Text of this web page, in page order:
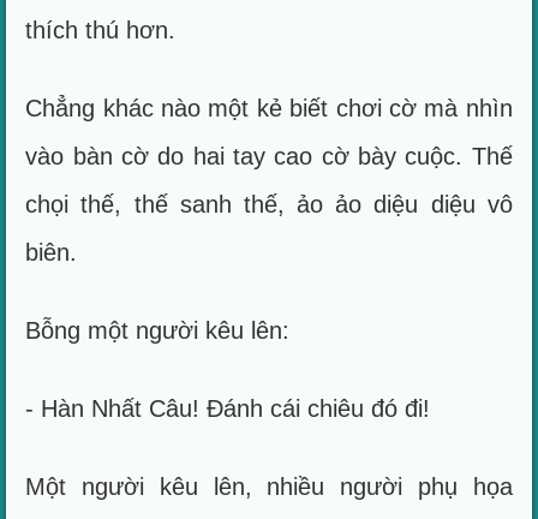
thích thú hơn.
Chẳng khác nào một kẻ biết chơi cờ mà nhìn
vào bàn cờ do hai tay cao cờ bày cuộc. Thế
chọi thế, thế sanh thế, ảo ảo diệu diệu vô
biên.
Bỗng một người kêu lên:
- Hàn Nhất Câu! Đánh cái chiêu đó đi!
Một người kêu lên, nhiều người phụ họa